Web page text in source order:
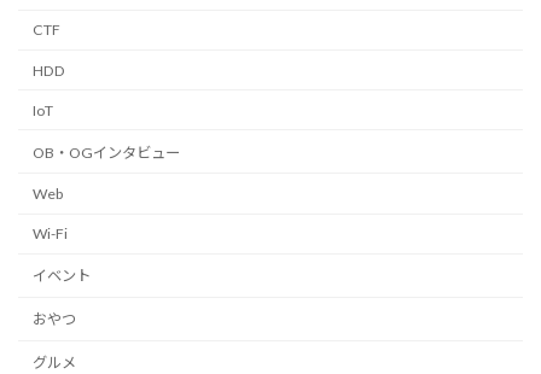
CTF
HDD
IoT
OB・OGインタビュー
Web
Wi-Fi
イベント
おやつ
グルメ